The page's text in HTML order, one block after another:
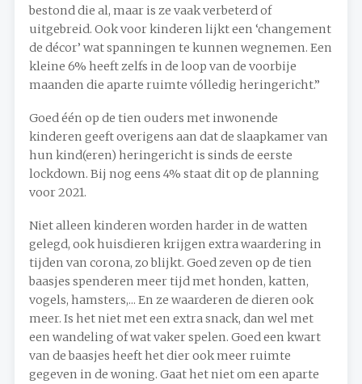
bestond die al, maar is ze vaak verbeterd of
uitgebreid. Ook voor kinderen lijkt een ‘changement
de décor’ wat spanningen te kunnen wegnemen. Een
kleine 6% heeft zelfs in de loop van de voorbije
maanden die aparte ruimte vólledig heringericht.”
Goed één op de tien ouders met inwonende
kinderen geeft overigens aan dat de slaapkamer van
hun kind(eren) heringericht is sinds de eerste
lockdown. Bij nog eens 4% staat dit op de planning
voor 2021.
Niet alleen kinderen worden harder in de watten
gelegd, ook huisdieren krijgen extra waardering in
tijden van corona, zo blijkt. Goed zeven op de tien
baasjes spenderen meer tijd met honden, katten,
vogels, hamsters,... En ze waarderen de dieren ook
meer. Is het niet met een extra snack, dan wel met
een wandeling of wat vaker spelen. Goed een kwart
van de baasjes heeft het dier ook meer ruimte
gegeven in de woning. Gaat het niet om een aparte